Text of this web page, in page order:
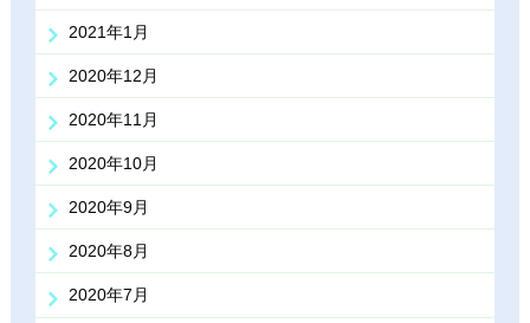
2021年1月
2020年12月
2020年11月
2020年10月
2020年9月
2020年8月
2020年7月